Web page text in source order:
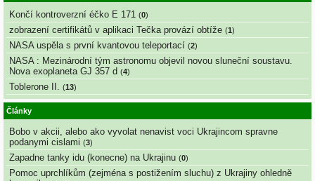
Končí kontroverzní éčko E 171 (0)
zobrazení certifikátů v aplikaci Tečka provází obtíže (1)
NASA uspěla s první kvantovou teleportací (2)
NASA : Mezinárodní tým astronomu objevil novou sluneční soustavu.
Nova exoplaneta GJ 357 d (4)
Toblerone II. (13)
Články
Bobo v akcii, alebo ako vyvolat nenavist voci Ukrajincom spravne
podanymi cislami (3)
Zapadne tanky idu (konecne) na Ukrajinu (0)
Pomoc uprchlíkům (zejména s postižením sluchu) z Ukrajiny ohledně